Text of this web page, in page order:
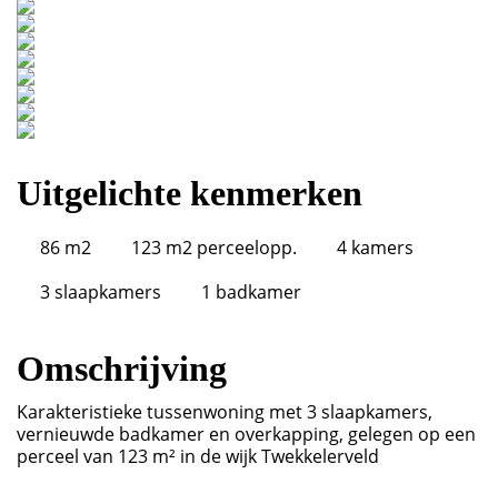
Uitgelichte kenmerken
86 m2 123 m2 perceelopp.
4 kamers
3 slaapkamers
1 badkamer
Omschrijving
Karakteristieke tussenwoning met 3 slaapkamers,
vernieuwde badkamer en overkapping, gelegen op een
perceel van 123 m² in de wijk Twekkelerveld